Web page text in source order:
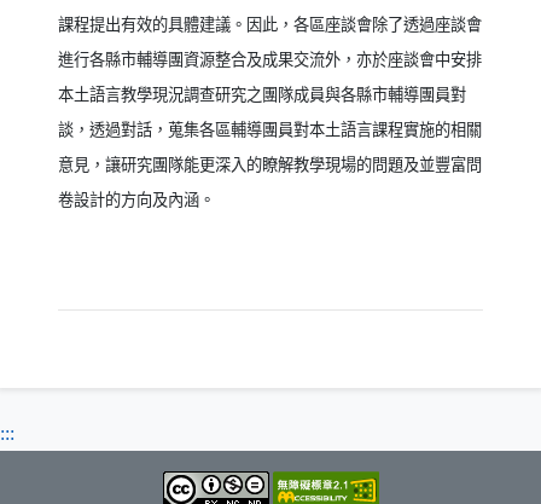
課程提出有效的具體建議。因此，各區座談會除了透過座談會
進行各縣市輔導團資源整合及成果交流外，亦於座談會中安排
本土語言教學現況調查研究之團隊成員與各縣市輔導團員對
談，透過對話，蒐集各區輔導團員對本土語言課程實施的相關
意見，讓研究團隊能更深入的瞭解教學現場的問題及並豐富問
卷設計的方向及內涵。
:::